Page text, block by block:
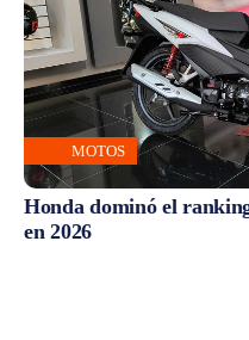
MOTOS
Honda dominó el
en 2026